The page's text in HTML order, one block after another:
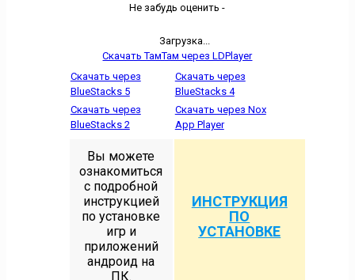
Не забудь оценить -
Загрузка...
Скачать ТамТам через LDPlayer
Скачать через
BlueStacks 5
Скачать через
BlueStacks 4
Скачать через
BlueStacks 2
Скачать через Nox
App Player
Вы можете
ознакомиться
с подробной
инструкцией
по установке
игр и
приложений
андроид на
ПК.
ИНСТРУКЦИЯ
ПО
УСТАНОВКЕ